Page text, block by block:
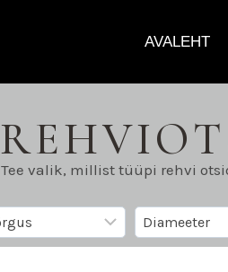
AVALEHT
Tee valik, millist tüüpi rehvi